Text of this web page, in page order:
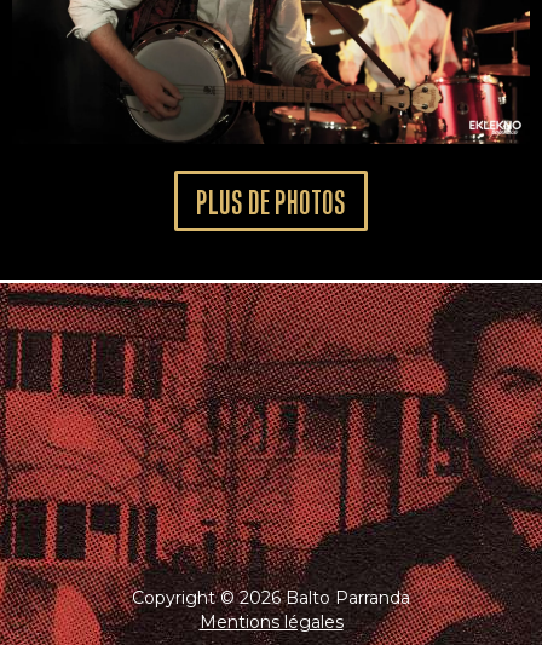
PLUS DE PHOTOS
Copyright © 2026 Balto Parranda
Mentions légales